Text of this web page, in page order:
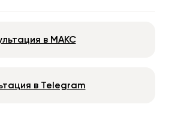
в МАКС
в Telegram